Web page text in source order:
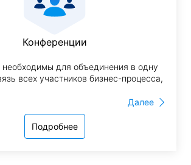
Конференции
необходимы для объединения в одну
всех участников бизнес-процесса,
как мобильной, так и
связи. Для входа в конференцию
организатору дискуссии и набрать
виртуального собрания.
Далее
Подробнее